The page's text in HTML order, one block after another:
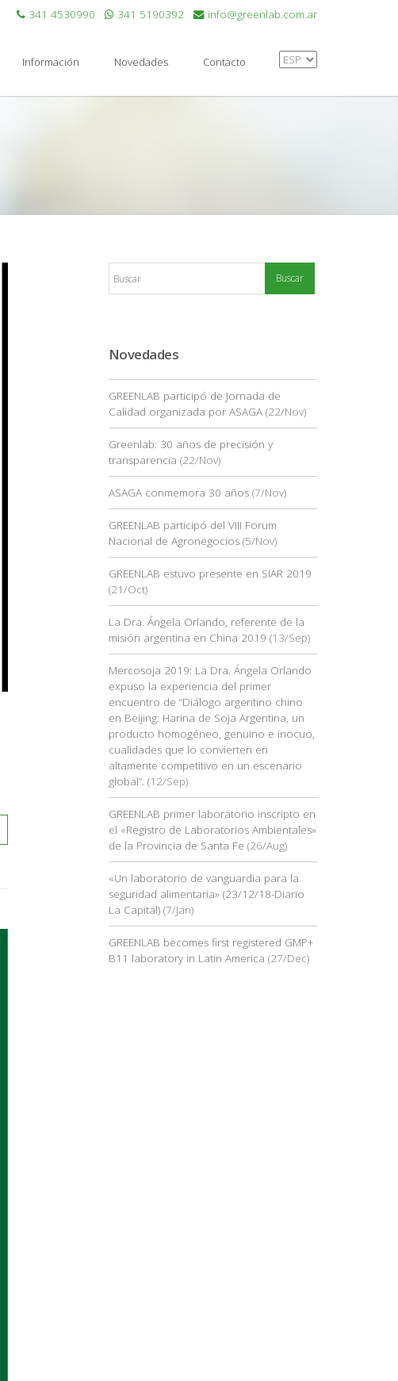
341 4530990 341 5190392 info@greenlab.com.ar
Información Novedades Contacto
Novedades
GREENLAB participó de Jornada de
Calidad organizada por ASAGA(22/Nov)
Greenlab: 30 años de precisión y
transparencia (22/Nov)
ASAGA conmemora 30 años(7/Nov)
GREENLAB participó del VIII Forum
Nacional de Agronegocios(5/Nov)
GREENLAB estuvo presente en SIAR 2019
(21/Oct)
La Dra. Ángela Orlando, referente de la
misión argentina en China 2019 (13/Sep)
Mercosoja 2019: La Dra. Ángela Orlando
expuso la experiencia del primer
encuentro de “Diálogo argentino chino
en Beijing: Harina de Soja Argentina, un
producto homogéneo, genuino e inocuo,
cualidades que lo convierten en
altamente competitivo en un escenario
global”. (12/Sep)
GREENLAB primer laboratorio inscripto en
el «Registro de Laboratorios Ambientales»
de la Provincia de Santa Fe (26/Aug)
«Un laboratorio de vanguardia para la
seguridad alimentaria» (23/12/18-Diario
La Capital)(7/Jan)
GREENLAB becomes first registered GMP+
B11 laboratory in Latin America (27/Dec)